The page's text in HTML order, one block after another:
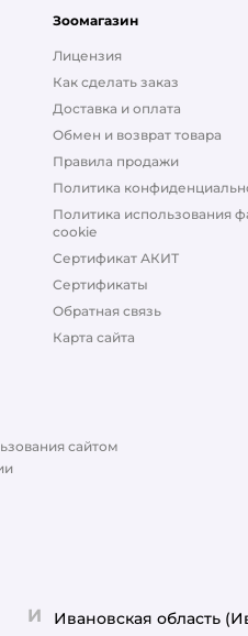
Зоомагазин
Лицензия
Как сделать заказ
Доставка и оплата
Обмен и возврат товара
Правила продажи
Политика
Политика использования
cookie
Сертификат АКИТ
Сертификаты
Обратная связь
Карта сайта
сайтом
И Ивановская область